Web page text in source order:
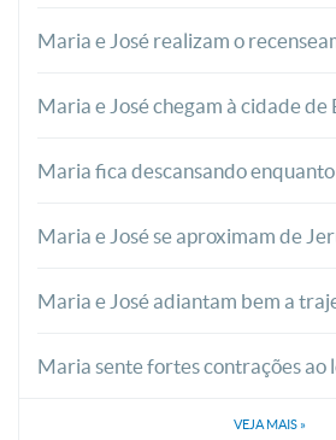
Maria e José realizam o
Maria e José chegam à cidade de
Maria fica descansando
Maria e José se aproximam de
Maria e José adiantam bem a
Maria sente fortes contrações ao
VEJA MAIS »